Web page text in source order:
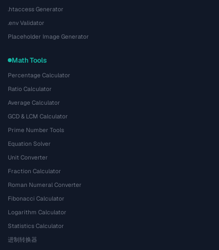
.htaccess Generator
.env Validator
Placeholder Image Generator
Math Tools
Percentage Calculator
Ratio Calculator
Average Calculator
GCD & LCM Calculator
Prime Number Tools
Equation Solver
Unit Converter
Fraction Calculator
Roman Numeral Converter
Fibonacci Calculator
Logarithm Calculator
Statistics Calculator
进制转换器